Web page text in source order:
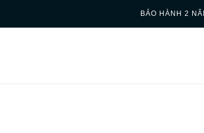
BẢO HÀNH 2